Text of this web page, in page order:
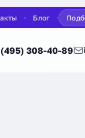
Блог
(495) 308-40-89